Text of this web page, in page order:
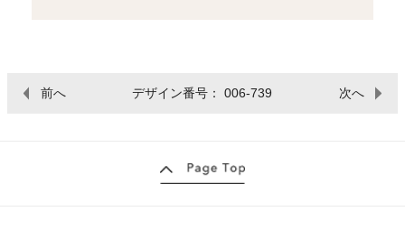
前へ デザイン番号： 006-739 次へ